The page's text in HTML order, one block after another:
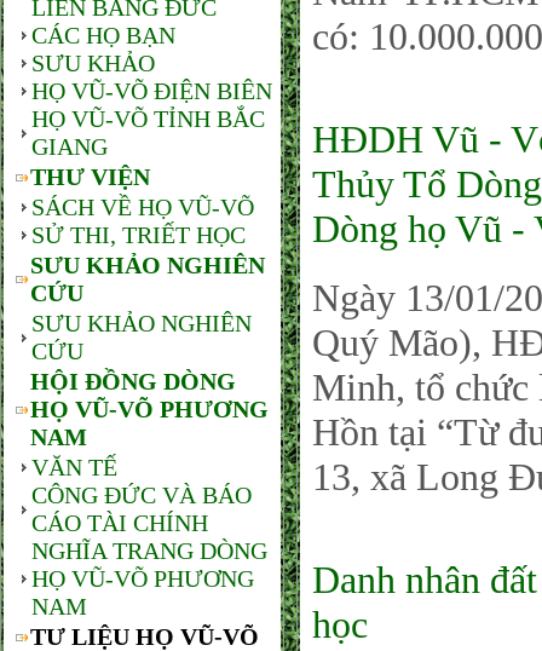
LIÊN BANG ĐỨC
CÁC HỌ BẠN
SƯU KHẢO
HỌ VŨ-VÕ ĐIỆN BIÊN
HỌ VŨ-VÕ TỈNH BẮC
GIANG
THƯ VIỆN
SÁCH VỀ HỌ VŨ-VÕ
SỬ THI, TRIẾT HỌC
SƯU KHẢO NGHIÊN
CỨU
SƯU KHẢO NGHIÊN
CỨU
HỘI ĐỒNG DÒNG
HỌ VŨ-VÕ PHƯƠNG
NAM
VĂN TẾ
CÔNG ĐỨC VÀ BÁO
CÁO TÀI CHÍNH
NGHĨA TRANG DÒNG
HỌ VŨ-VÕ PHƯƠNG
NAM
TƯ LIỆU HỌ VŨ-VÕ
có:
HĐDH Vũ -
Thủy Tổ
Dòng họ Vũ -
Ngày 13/01/
Quý Mão),
Minh, tổ chức
Hồn tại “Từ
13, xã Long
Danh nhân
học